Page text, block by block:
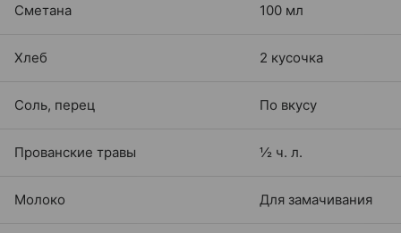
Сметана 100 мл
Хлеб 2 кусочка
Соль, перец По вкусу
Прованские травы ½ ч. л.
Молоко Для замачивания